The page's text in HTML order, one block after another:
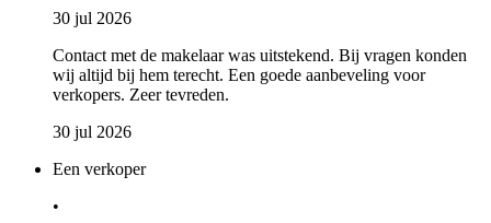
30 jul 2026
Contact met de makelaar was uitstekend. Bij vragen konden
wij altijd bij hem terecht. Een goede aanbeveling voor
verkopers. Zeer tevreden.
30 jul 2026
Een verkoper
•